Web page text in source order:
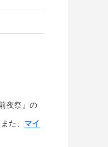
夜祭』の
た、 マイ